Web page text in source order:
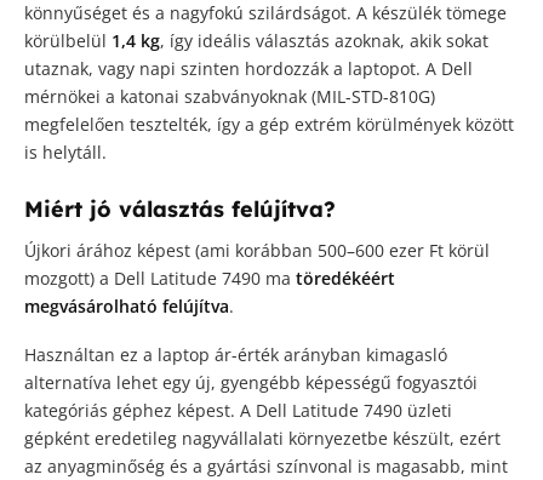
könnyűséget és a nagyfokú szilárdságot. A készülék tömege
körülbelül 1,4 kg, így ideális választás azoknak, akik sokat
utaznak, vagy napi szinten hordozzák a laptopot. A Dell
mérnökei a katonai szabványoknak (MIL-STD-810G)
megfelelően tesztelték, így a gép extrém körülmények között
is helytáll.
Miért jó választás felújítva?
Újkori árához képest (ami korábban 500–600 ezer Ft körül
mozgott) a Dell Latitude 7490 ma töredékéért
megvásárolható felújítva.
Használtan ez a laptop ár-érték arányban kimagasló
alternatíva lehet egy új, gyengébb képességű fogyasztói
kategóriás géphez képest. A Dell Latitude 7490 üzleti
gépként eredetileg nagyvállalati környezetbe készült, ezért
az anyagminőség és a gyártási színvonal is magasabb, mint